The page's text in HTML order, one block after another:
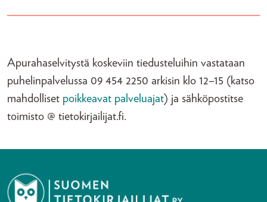
Apurahaselvitystä koskeviin tiedusteluihin vastataan
puhelinpalvelussa 09 454 2250 arkisin klo 12–15 (katso
mahdolliset poikkeavat palveluajat) ja sähköpostitse
toimisto @ tietokirjailijat.fi.